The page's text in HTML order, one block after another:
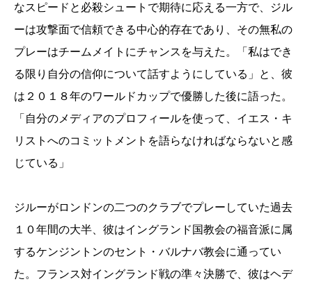
なスピードと必殺シュートで期待に応える一方で、ジル
ーは攻撃面で信頼できる中心的存在であり、その無私の
プレーはチームメイトにチャンスを与えた。「私はでき
る限り自分の信仰について話すようにしている」と、彼
は２０１８年のワールドカップで優勝した後に語った。
「自分のメディアのプロフィールを使って、イエス・キ
リストへのコミットメントを語らなければならないと感
じている」
ジルーがロンドンの二つのクラブでプレーしていた過去
１０年間の大半、彼はイングランド国教会の福音派に属
するケンジントンのセント・バルナバ教会に通ってい
た。フランス対イングランド戦の準々決勝で、彼はヘデ